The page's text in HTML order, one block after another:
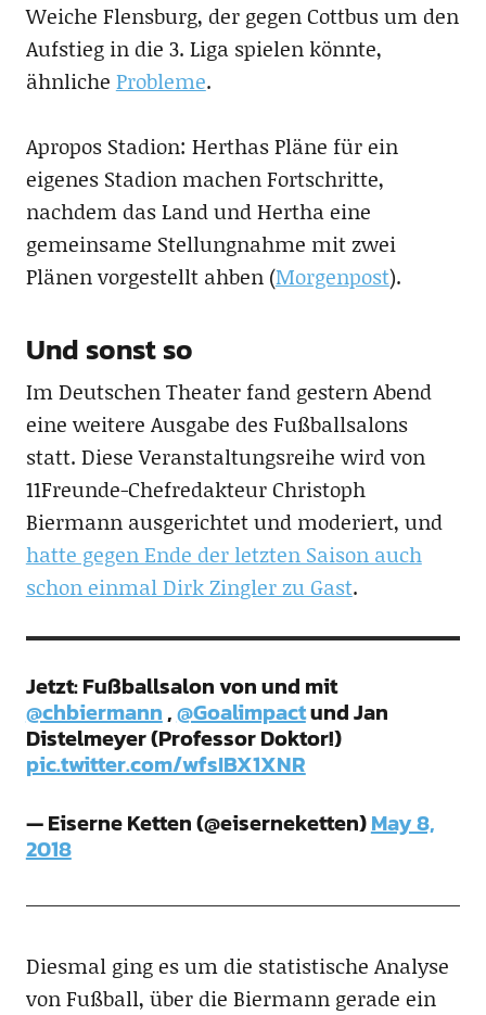
Weiche Flensburg, der gegen Cottbus um den
Aufstieg in die 3. Liga spielen könnte,
ähnliche Probleme.
Apropos Stadion: Herthas Pläne für ein
eigenes Stadion machen Fortschritte,
nachdem das Land und Hertha eine
gemeinsame Stellungnahme mit zwei
Plänen vorgestellt ahben (Morgenpost).
Und sonst so
Im Deutschen Theater fand gestern Abend
eine weitere Ausgabe des Fußballsalons
statt. Diese Veranstaltungsreihe wird von
11Freunde-Chefredakteur Christoph
Biermann ausgerichtet und moderiert, und
hatte gegen Ende der letzten Saison auch
schon einmal Dirk Zingler zu Gast.
Jetzt: Fußballsalon von und mit
@chbiermann,@Goalimpactund Jan
Distelmeyer (Professor Doktor!)
pic.twitter.com/wfsIBX1XNR
— Eiserne Ketten (@eiserneketten)May 8,
2018
Diesmal ging es um die statistische Analyse
von Fußball, über die Biermann gerade ein